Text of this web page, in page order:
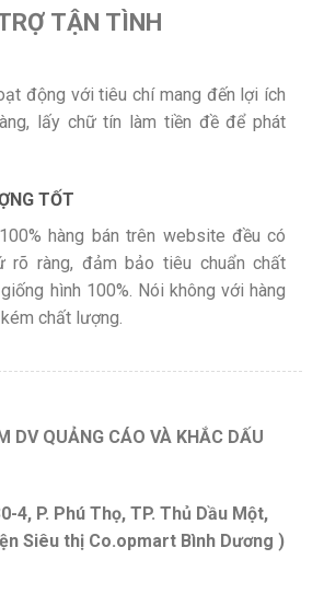
TẬN TÌNH
động với tiêu chí mang đến lợi ích
lấy chữ tín làm tiền đề để phát
TỐT
hàng bán trên website đều có
rõ ràng, đảm bảo tiêu chuẩn chất
hình 100%. Nói không với hàng
chất lượng.
DV QUẢNG CÁO VÀ KHẮC DẤU
4, P. Phú Thọ, TP. Thủ Dầu Một,
Siêu thị Co.opmart Bình Dương )